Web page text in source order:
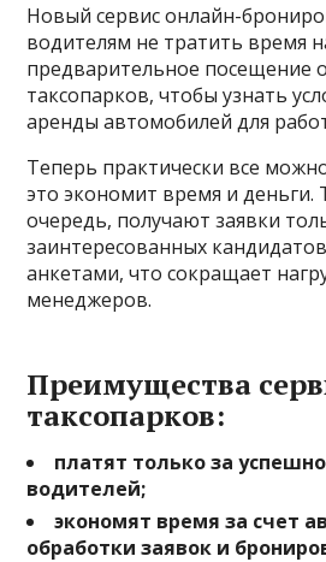
Новый сервис онлайн-
водителям не тратить время
предварительное посещение
таксопарков, чтобы узнать
аренды автомобилей для
Теперь практически все
это экономит время и деньги.
очередь, получают заявки
заинтересованных
анкетами, что сокращает
менеджеров.
Преимущества
таксопарков:
платят только за
водителей;
экономят время за счет
обработки заявок и